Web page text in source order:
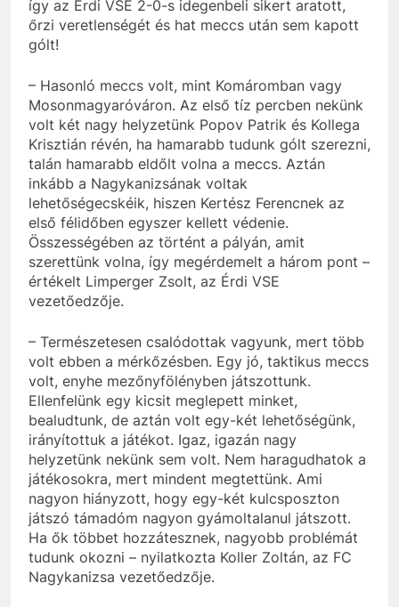
így az Érdi VSE 2-0-s idegenbeli sikert aratott,
őrzi veretlenségét és hat meccs után sem kapott
gólt!
– Hasonló meccs volt, mint Komáromban vagy
Mosonmagyaróváron. Az első tíz percben nekünk
volt két nagy helyzetünk Popov Patrik és Kollega
Krisztián révén, ha hamarabb tudunk gólt szerezni,
talán hamarabb eldőlt volna a meccs. Aztán
inkább a Nagykanizsának voltak
lehetőségecskéik, hiszen Kertész Ferencnek az
első félidőben egyszer kellett védenie.
Összességében az történt a pályán, amit
szerettünk volna, így megérdemelt a három pont –
értékelt Limperger Zsolt, az Érdi VSE
vezetőedzője.
– Természetesen csalódottak vagyunk, mert több
volt ebben a mérkőzésben. Egy jó, taktikus meccs
volt, enyhe mezőnyfölényben játszottunk.
Ellenfelünk egy kicsit meglepett minket,
bealudtunk, de aztán volt egy-két lehetőségünk,
irányítottuk a játékot. Igaz, igazán nagy
helyzetünk nekünk sem volt. Nem haragudhatok a
játékosokra, mert mindent megtettünk. Ami
nagyon hiányzott, hogy egy-két kulcsposzton
játszó támadóm nagyon gyámoltalanul játszott.
Ha ők többet hozzátesznek, nagyobb problémát
tudunk okozni – nyilatkozta Koller Zoltán, az FC
Nagykanizsa vezetőedzője.